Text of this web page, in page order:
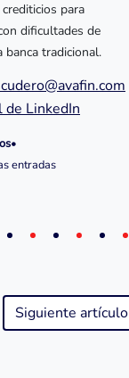
para
dificultades de
banca tradicional.
de LinkedIn
•
entradas
Siguiente artículo